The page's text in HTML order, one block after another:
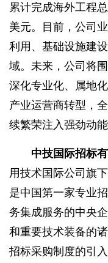
累计完成海外工程
美元。目前，公司
利用、基础设施建
域。未来，公司将
深化专业化、属地
产业运营商转型，
续繁荣注入强劲动能
中技国际招标
用技术国际公司旗
是中国第一家专业
务集成服务的中央
和重要技术装备的
招标采购制度的引